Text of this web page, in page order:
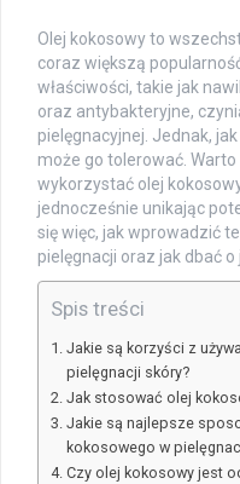
Olej kokosowy to
coraz większą
właściwości, takie jak
oraz antybakteryjne,
pielęgnacyjnej. Jednak,
może go tolerować.
wykorzystać olej
jednocześnie unikając
się więc, jak wprowadzić
pielęgnacji oraz jak dbać o
Spis treści
Jakie są korzyści z
pielęgnacji skóry?
Jak stosować olej
Jakie są najlepsze
kokosowego w
Czy olej kokosowy jest